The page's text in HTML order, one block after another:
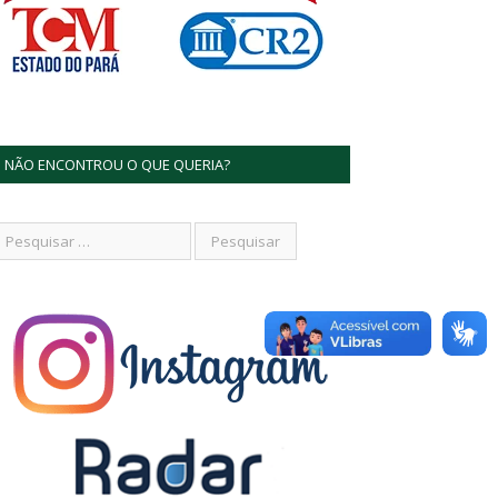
NÃO ENCONTROU O QUE QUERIA?